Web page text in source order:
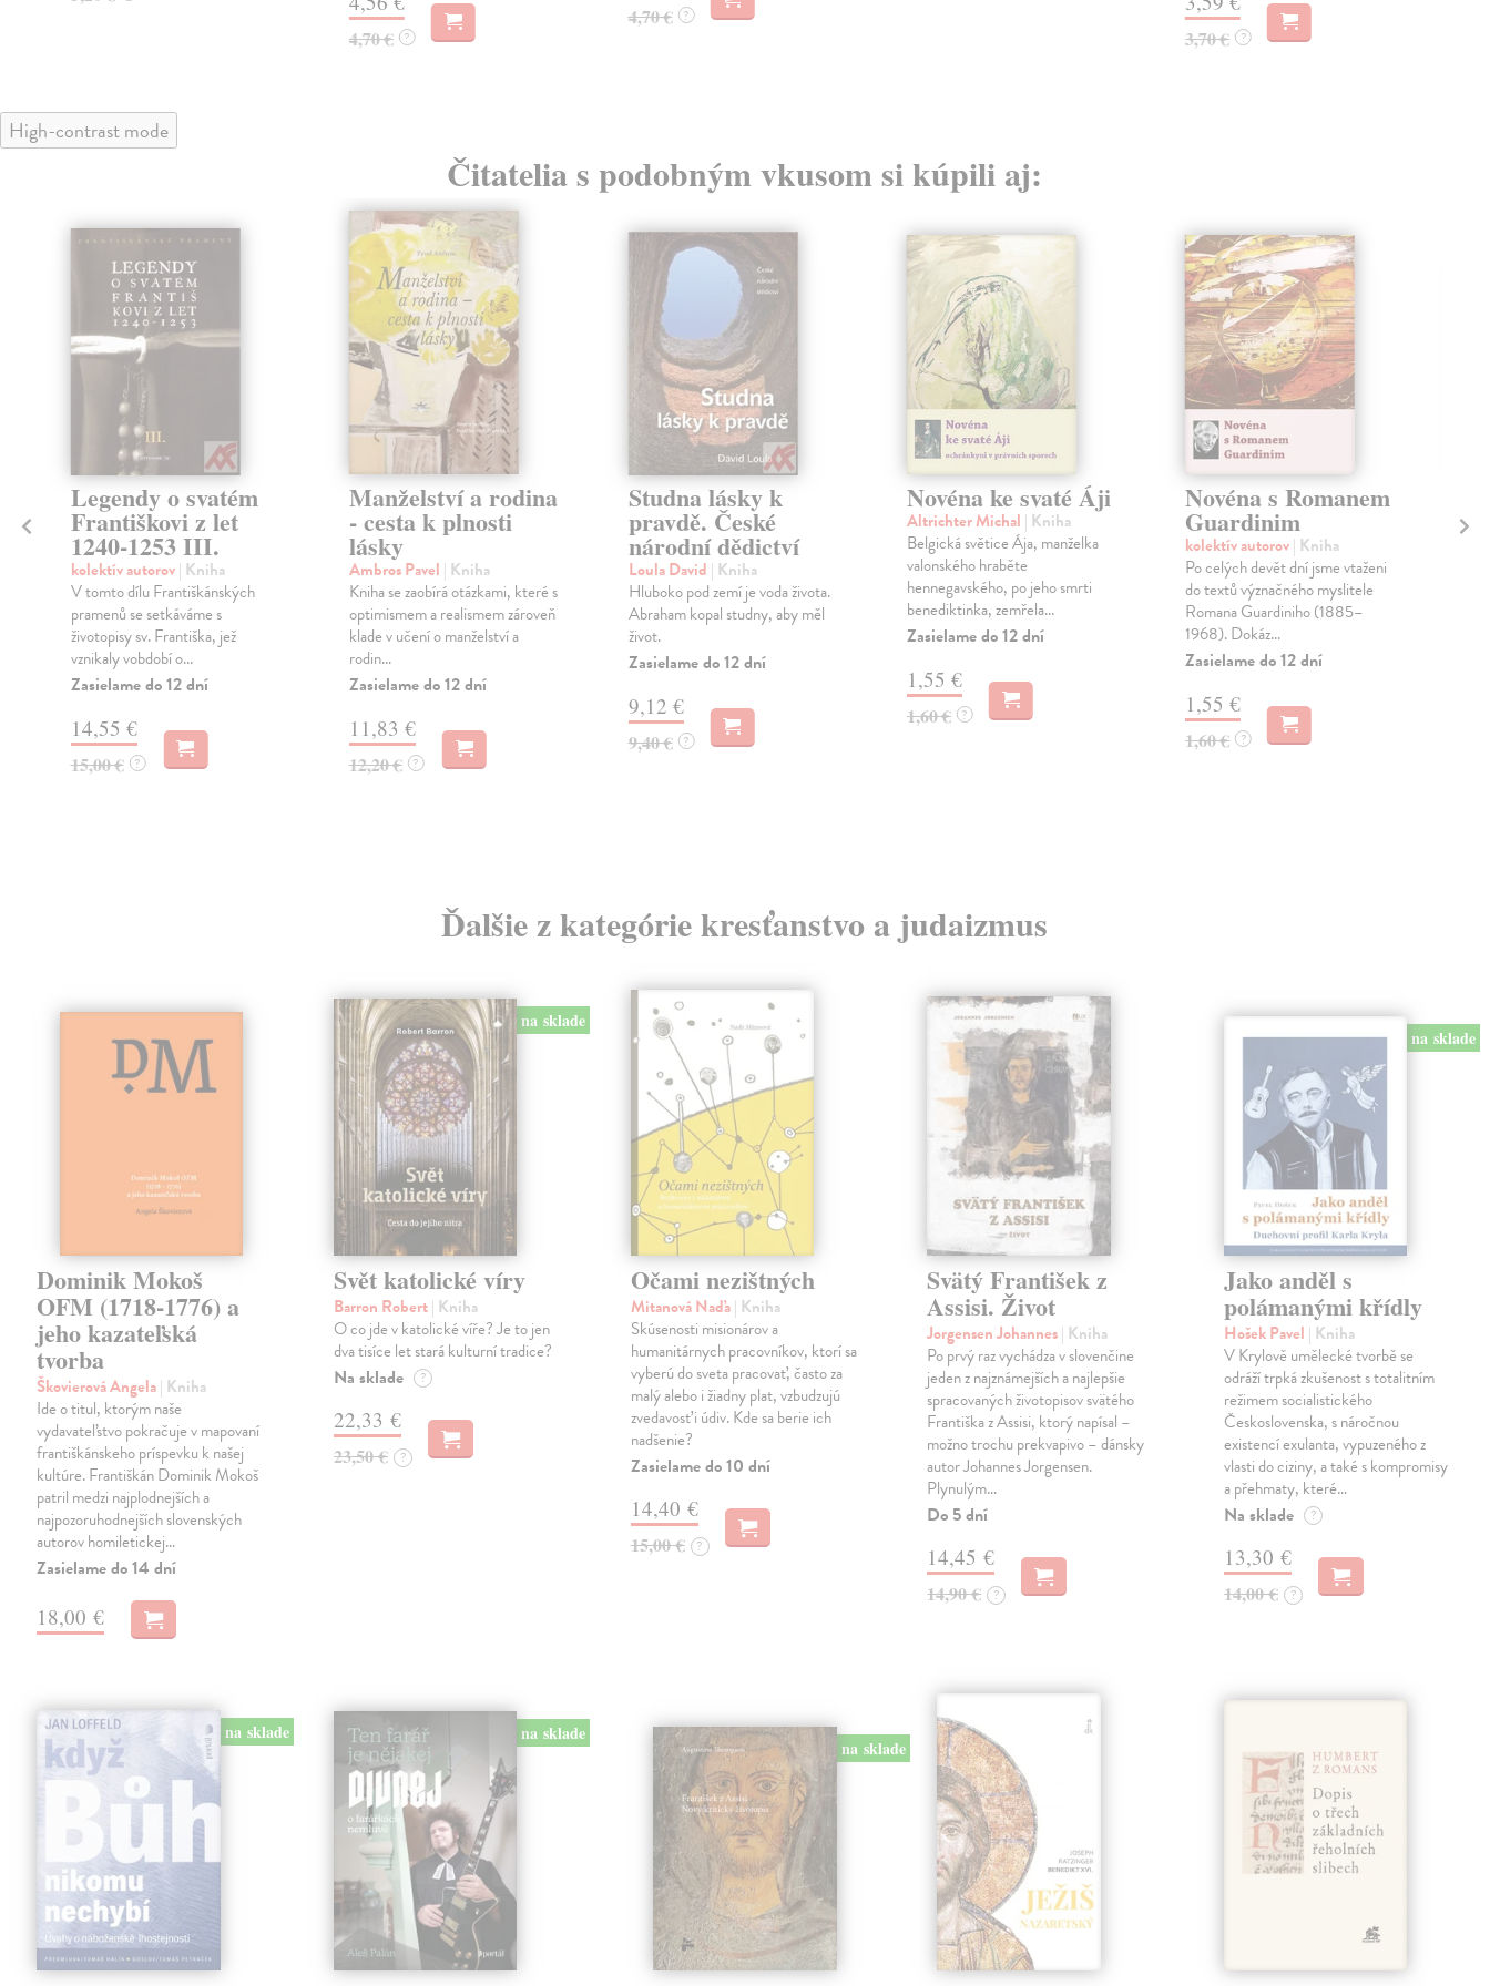
4,70 € ?
4,70 € ?
3,70 € ?
High-contrast mode
Čitatelia s podobným vkusom si kúpili aj:
Legendy o svatém
Františkovi z let
1240-1253 III.
kolektív autorov| Kniha
V tomto dílu Františkánských
pramenů se setkáváme s
životopisy sv. Františka, jež
vznikaly vobdobí o...
Zasielame do 12 dní
14,55 €
15,00 € ?
Manželství a rodina
- cesta k plnosti
lásky
Ambros Pavel | Kniha
Kniha se zaobírá otázkami, které s
optimismem a realismem zároveň
klade v učení o manželství a
rodin...
Zasielame do 12 dní
11,83 €
12,20 € ?
Studna lásky k
pravdě. České
národní dědictví
Loula David | Kniha
Hluboko pod zemí je voda života.
Abraham kopal studny, aby měl
život.
Zasielame do 12 dní
9,12 €
9,40 € ?
Novéna ke svaté Áji
Altrichter Michal | Kniha
Belgická světice Ája, manželka
valonského hraběte
hennegavského, po jeho smrti
benediktinka, zemřela...
Zasielame do 12 dní
1,55 €
1,60 € ?
Novéna s Romanem
Guardinim
kolektív autorov| Kniha
Po celých devět dní jsme vtaženi
do textů vý­značného myslitele
Romana Guardiniho (1885–
1968). Dokáz...
Zasielame do 12 dní
1,55 €
1,60 € ?
Ďalšie z kategórie kresťanstvo a judaizmus
Dominik Mokoš
OFM (1718-1776) a
jeho kazateľská
tvorba
Škovierová Angela| Kniha
Ide o titul, ktorým naše
vydavateľstvo pokračuje v mapovaní
františkánskeho príspevku k našej
kultúre. Františkán Dominik Mokoš
patril medzi najplodnejších a
najpozoruhodnejších slovenských
autorov homiletickej…
Zasielame do 14 dní
18,00 €
na sklade
Svět katolické víry
Barron Robert| Kniha
O co jde v katolické víře? Je to jen
dva tisíce let stará kulturní tradice?
Na sklade ?
22,33 €
23,50 € ?
Očami nezištných
Mitanová Naďa| Kniha
Skúsenosti misionárov a
humanitárnych pracovníkov, ktorí sa
vyberú do sveta pracovať, často za
malý alebo i žiadny plat, vzbudzujú
zvedavosť i údiv. Kde sa berie ich
nadšenie?
Zasielame do 10 dní
14,40 €
15,00 € ?
Svätý František z
Assisi. Život
Jorgensen Johannes| Kniha
Po prvý raz vychádza v slovenčine
jeden z najznámejších a najlepšie
spracovaných životopisov svätého
Františka z Assisi, ktorý napísal –
možno trochu prekvapivo – dánsky
autor Johannes Jorgensen.
Plynulým…
Do 5 dní
14,45 €
14,90 € ?
na sklade
Jako anděl s
polámanými křídly
Hošek Pavel | Kniha
V Krylově umělecké tvorbě se
odráží trpká zkušenost s totalitním
režimem socialistického
Československa, s náročnou
existencí exulanta, vypuzeného z
vlasti do ciziny, a také s kompromisy
a přehmaty, které…
Na sklade ?
13,30 €
14,00 € ?
na sklade na sklade
na sklade